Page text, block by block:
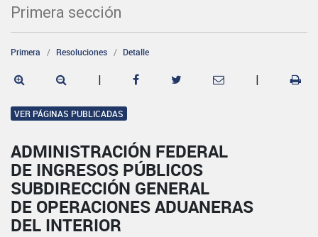
Primera sección
Primera Resoluciones Detalle
| |
VER PÁGINAS PUBLICADAS
ADMINISTRACIÓN FEDERAL
DE INGRESOS PÚBLICOS
SUBDIRECCIÓN GENERAL
DE OPERACIONES ADUANERAS
DEL INTERIOR